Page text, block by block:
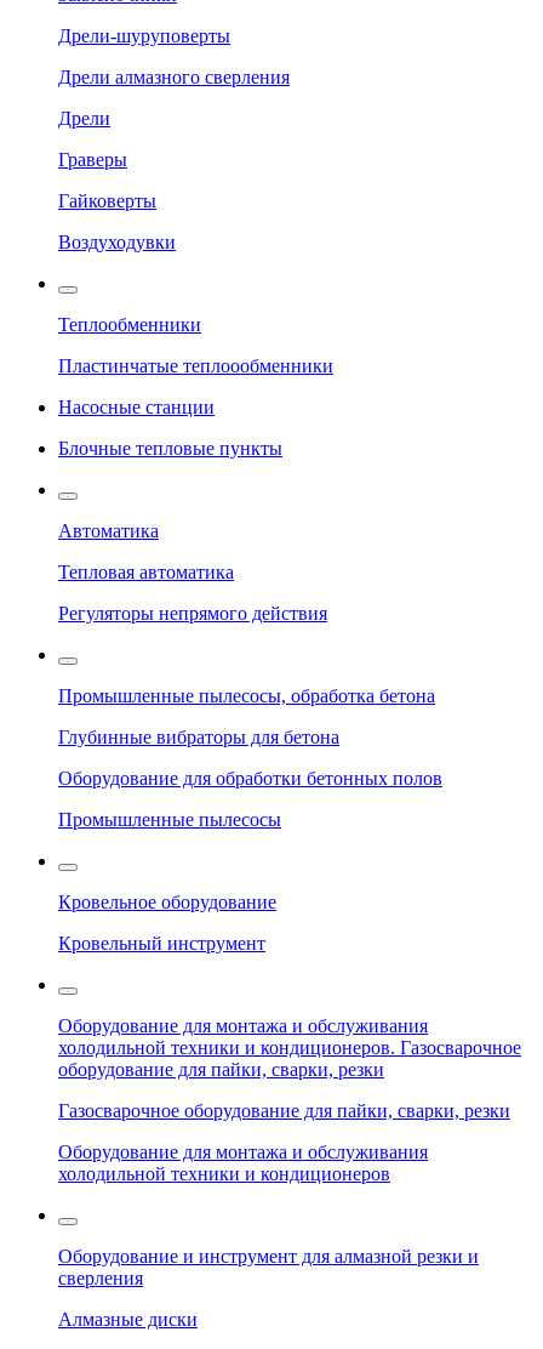
Дрели-шуруповерты
Дрели алмазного сверления
Дрели
Граверы
Гайковерты
Воздуходувки
Теплообменники
Пластинчатые теплоообменники
Насосные станции
Блочные тепловые пункты
Автоматика
Тепловая автоматика
Регуляторы непрямого действия
Промышленные пылесосы, обработка бетона
Глубинные вибраторы для бетона
Оборудование для обработки бетонных полов
Промышленные пылесосы
Кровельное оборудование
Кровельный инструмент
Оборудование для монтажа и обслуживания
холодильной техники и кондиционеров. Газосварочное
оборудование для пайки, сварки, резки
Газосварочное оборудование для пайки, сварки, резки
Оборудование для монтажа и обслуживания
холодильной техники и кондиционеров
Оборудование и инструмент для алмазной резки и
сверления
Алмазные диски